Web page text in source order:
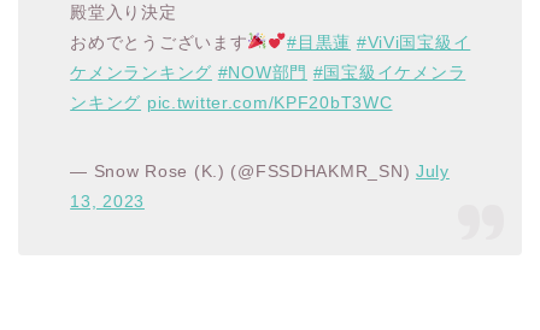
殿堂入り決定
おめでとうございます
#目黒蓮 #ViVi国宝級イ
ケメンランキング #NOW部門 #国宝級イケメンラ
ンキング pic.twitter.com/KPF20bT3WC
— Snow Rose (K.) (@FSSDHAKMR_SN) July
13, 2023